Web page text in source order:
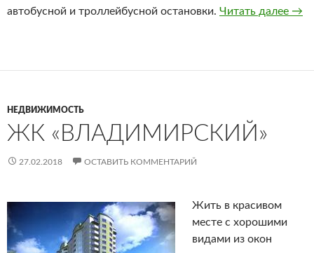
автобусной и троллейбусной остановки. Читать далее ЖК
→
НЕДВИЖИМОСТЬ
ЖК «ВЛАДИМИРСКИЙ»
27.02.2018 ОСТАВИТЬ КОММЕНТАРИЙ
Жить в красивом
месте с хорошими
видами из окон